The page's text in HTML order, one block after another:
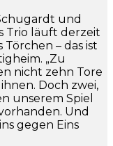
und
Trio läuft derzeit
– das ist
„Zu
nicht zehn Tore
Doch zwei,
unserem Spiel
Und
gegen Eins